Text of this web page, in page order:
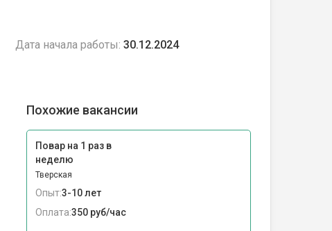
Дата начала работы: 30.12.2024
Похожие вакансии
Повар на 1 раз в
неделю
Тверская
Опыт:3-10 лет
Оплата:350 руб/час